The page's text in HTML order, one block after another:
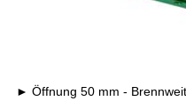
Öffnung 50 mm -